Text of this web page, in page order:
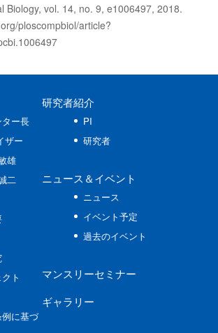
Biology, vol. 14, no. 9, e1006497, 2018.
ploscompbiol/article?
ー長
ザー
雄
二
ト
に基づ
研究者紹介
PI
研究者
ニュース ＆イベント
ニュース
イベント予定
過去のイベント
マンスリーセミナー
ギャラリー